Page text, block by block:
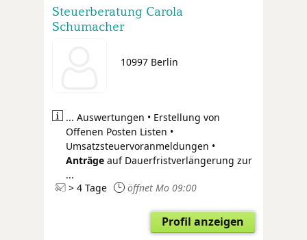
Steuerberatung Carola
Schumacher
10997 Berlin
... Auswertungen • Erstellung von
Offenen Posten Listen •
Umsatzsteuervoranmeldungen •
Anträge auf Dauerfristverlängerung zur
...
> 4 Tage
öffnet Mo 09:00
Profil anzeigen